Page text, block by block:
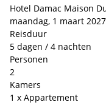
Hotel Damac Maison
maandag, 1 maart
Reisduur
5 dagen / 4 nachten
Personen
2
Kamers
1 x Appartement